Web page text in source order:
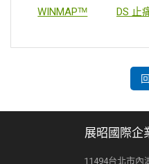
WINMAPᵀᴹ DS 止
展昭國際企
11494台北市內